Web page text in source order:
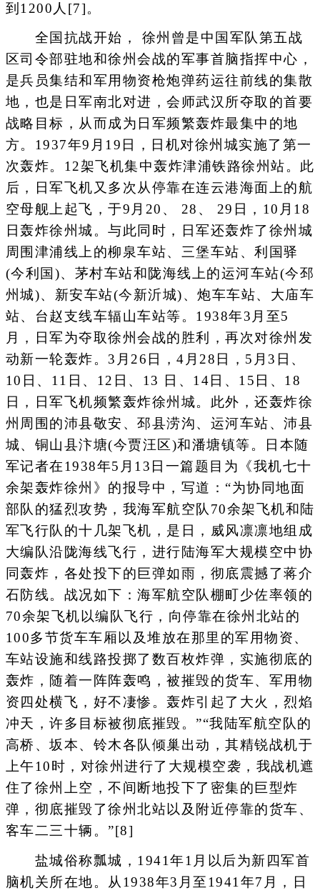
到1200人[7]。
全国抗战开始， 徐州曾是中国军队第五战
区司令部驻地和徐州会战的军事首脑指挥中心，
是兵员集结和军用物资枪炮弹药运往前线的集散
地，也是日军南北对进，会师武汉所夺取的首要
战略目标，从而成为日军频繁轰炸最集中的地
方。1937年9月19日，日机对徐州城实施了第一
次轰炸。12架飞机集中轰炸津浦铁路徐州站。此
后，日军飞机又多次从停靠在连云港海面上的航
空母舰上起飞，于9月20、 28、 29日，10月18
日轰炸徐州城。与此同时，日军还轰炸了徐州城
周围津浦线上的柳泉车站、三堡车站、利国驿
(今利国)、茅村车站和陇海线上的运河车站(今邳
州城)、新安车站(今新沂城)、炮车车站、大庙车
站、台赵支线车辐山车站等。1938年3月至5
月，日军为夺取徐州会战的胜利，再次对徐州发
动新一轮轰炸。3月26日，4月28日，5月3日、
10日、11日、12日、13 日、14日、15日、18
日，日军飞机频繁轰炸徐州城。此外，还轰炸徐
州周围的沛县敬安、邳县涝沟、运河车站、沛县
城、铜山县汴塘(今贾汪区)和潘塘镇等。日本随
军记者在1938年5月13日一篇题目为《我机七十
余架轰炸徐州》的报导中，写道：“为协同地面
部队的猛烈攻势，我海军航空队70余架飞机和陆
军飞行队的十几架飞机，是日，威风凛凛地组成
大编队沿陇海线飞行，进行陆海军大规模空中协
同轰炸，各处投下的巨弹如雨，彻底震撼了蒋介
石防线。战况如下：海军航空队棚町少佐率领的
70余架飞机以编队飞行，向停靠在徐州北站的
100多节货车车厢以及堆放在那里的军用物资、
车站设施和线路投掷了数百枚炸弹，实施彻底的
轰炸，随着一阵阵轰鸣，被摧毁的货车、军用物
资四处横飞，好不凄惨。轰炸引起了大火，烈焰
冲天，许多目标被彻底摧毁。”“我陆军航空队的
高桥、坂本、铃木各队倾巢出动，其精锐战机于
上午10时，对徐州进行了大规模空袭，我战机遮
住了徐州上空，不间断地投下了密集的巨型炸
弹，彻底摧毁了徐州北站以及附近停靠的货车、
客车二三十辆。”[8]
盐城俗称瓢城，1941年1月以后为新四军首
脑机关所在地。从1938年3月至1941年7月，日